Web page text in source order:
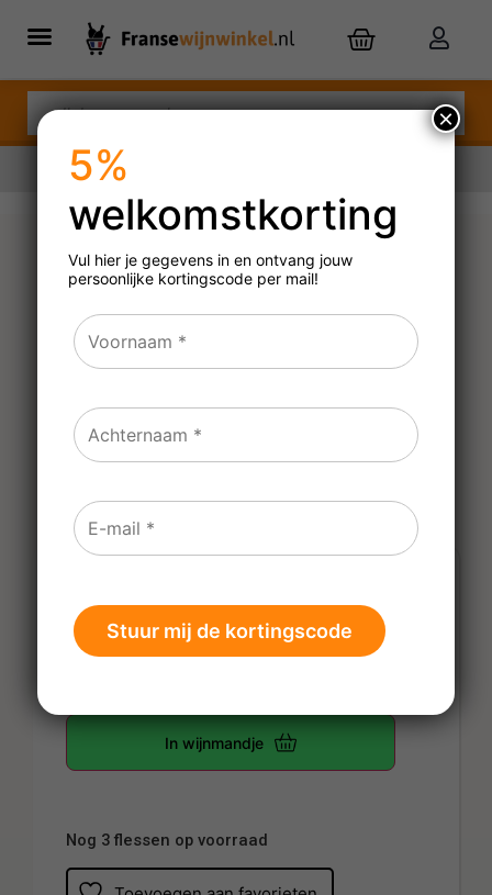
Bernardus Rosé Coteaux
d’Aix en Provence – bio
2025
20,95 €17,75
Prijs per fles
In wijnmandje
Nog 3 flessen op voorraad
5%
welkomstkorting
Vul hier je gegevens in en ontvang jouw
persoonlijke kortingscode per mail!
×